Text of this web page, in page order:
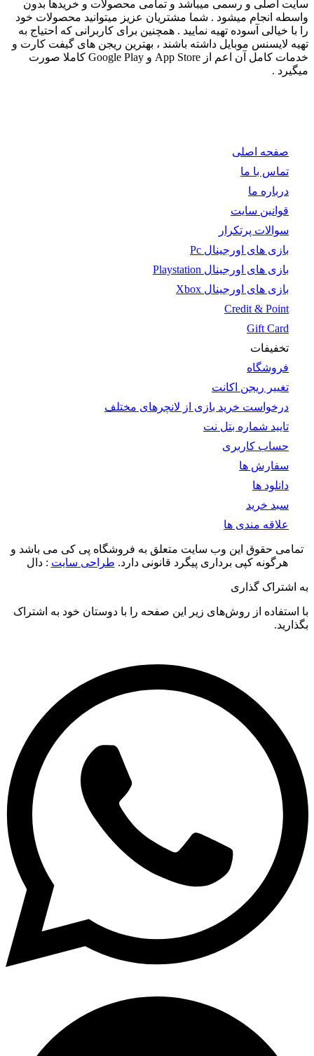
سایت اصلی و رسمی میباشد و تمامی محصولات و خریدها بدون
واسطه انجام میشود . شما مشتریان عزیز میتوانید محصولات خود
را با خیالی آسوده تهیه نمایید . همچنین برای کاربرانی که احتیاج به
تهیه لایسنس موبایل داشته باشند ، بهترین ریجن های گیفت کارت و
خدمات کامل آن اعم از App Store و Google Play کاملا صورت
میگیرد .
صفحه اصلی
تماس با ما
درباره ما
قوانین سایت
سوالات پرتکرار
بازی های اورجینال Pc
بازی های اورجینال Playstation
بازی های اورجینال Xbox
Credit & Point
Gift Card
تخفیفات
فروشگاه
تغییر ریجن اکانت
درخواست خرید بازی از لانچرهای مختلف
تایید شماره بتل نت
حساب کاربری
سفارش ها
دانلود ها
سبد خرید
علاقه مندی ها
تمامی حقوق این وب سایت متعلق به فروشگاه پی کی می باشد و
هرگونه کپی برداری پیگرد قانونی دارد. طراحی سایت : دال
به اشتراک گذاری
با استفاده از روش‌های زیر این صفحه را با دوستان‌ خود به اشتراک
بگذارید.